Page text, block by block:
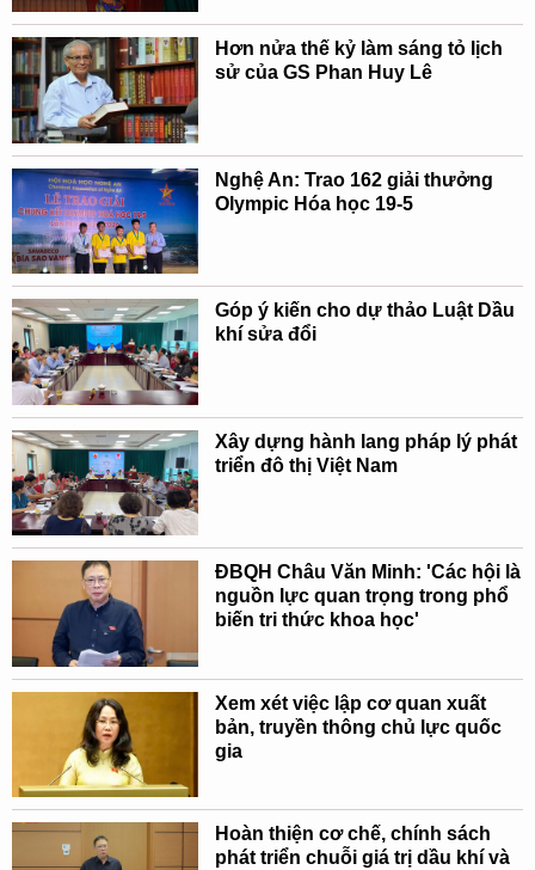
Hơn nửa thế kỷ làm sáng tỏ lịch
sử của GS Phan Huy Lê
Nghệ An: Trao 162 giải thưởng
Olympic Hóa học 19-5
Góp ý kiến cho dự thảo Luật Dầu
khí sửa đổi
Xây dựng hành lang pháp lý phát
triển đô thị Việt Nam
ĐBQH Châu Văn Minh: 'Các hội là
nguồn lực quan trọng trong phổ
biến tri thức khoa học'
Xem xét việc lập cơ quan xuất
bản, truyền thông chủ lực quốc
gia
Hoàn thiện cơ chế, chính sách
phát triển chuỗi giá trị dầu khí và